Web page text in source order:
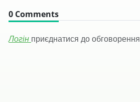
0 Comments
Логін приєднатися до обговорення